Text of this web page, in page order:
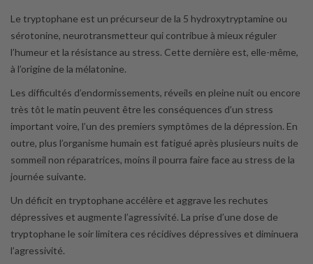
Le tryptophane est un précurseur de la 5 hydroxytryptamine ou
sérotonine, neurotransmetteur qui contribue à mieux réguler
l’humeur et la résistance au stress. Cette dernière est, elle-même,
à l’origine de la mélatonine.
Les difficultés d’endormissements, réveils en pleine nuit ou encore
très tôt le matin peuvent être les conséquences d’un stress
important voire, l’un des premiers symptômes de la dépression. En
outre, plus l’organisme humain est fatigué après plusieurs nuits de
sommeil non réparatrices, moins il pourra faire face au stress de la
journée suivante.
Un déficit en tryptophane accélère et aggrave les rechutes
dépressives et augmente l’agressivité. La prise d’une dose de
tryptophane le soir limitera ces récidives dépressives et diminuera
l’agressivité.